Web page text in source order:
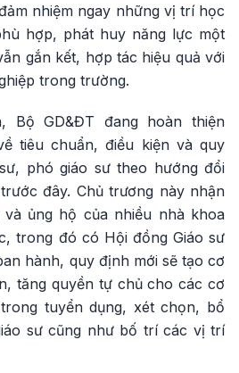
nhiệm ngay những vị trí học
hợp, phát huy năng lực một
gắn kết, hợp tác hiệu quả với
trong trường.
Bộ GD&ĐT đang hoàn thiện
tiêu chuẩn, điều kiện và quy
phó giáo sư theo hướng đổi
đây. Chủ trương này nhận
ủng hộ của nhiều nhà khoa
trong đó có Hội đồng Giáo sư
hành, quy định mới sẽ tạo cơ
tăng quyền tự chủ cho các cơ
tuyển dụng, xét chọn, bổ
sư cũng như bố trí các vị trí